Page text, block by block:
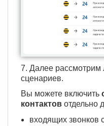
7. Далее рассмотрим
сценариев.
Вы можете включить
контактов отдельно
входящих звонков